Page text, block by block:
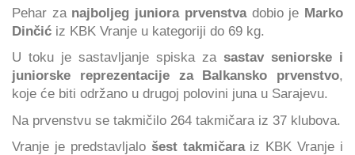
Pehar za najboljeg juniora prvenstva dobio je Marko
Dinčić iz KBK Vranje u kategoriji do 69 kg.
U toku je sastavljanje spiska za sastav seniorske i
juniorske reprezentacije za Balkansko prvenstvo,
koje će biti održano u drugoj polovini juna u Sarajevu.
Na prvenstvu se takmičilo 264 takmičara iz 37 klubova.
Vranje je predstavljalo šest takmičaraiz KBK Vranje i